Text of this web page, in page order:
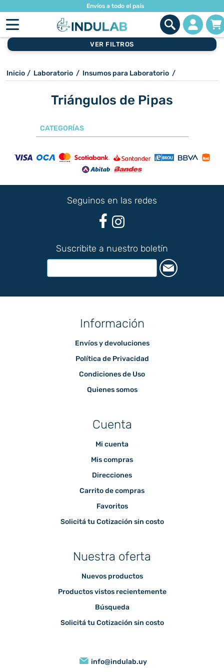
Envíos a todo el país
VER FILTROS
Inicio / Laboratorio / Insumos para Laboratorio /
Triángulos de Pipas
CATEGORÍAS
Seguinos en las redes
Suscribite a nuestro boletín
Información
Envíos y devoluciones
Política de Privacidad
Condiciones de Uso
Quienes somos
Cuenta
Mi cuenta
Mis compras
Direcciones
Carrito de compras
Favoritos
Solicitá tu Cotización sin costo
Nuestra oferta
Nuevos productos
Productos vistos recientemente
Búsqueda
Solicitá tu Cotización sin costo
info@indulab.uy